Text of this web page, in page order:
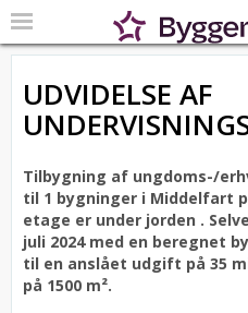
UDVIDELSE AF
Tilbygning af ungdoms-/
til 1 bygninger i Middelfart
etage er under jorden .
juli 2024 med en beregnet
til en anslået udgift på 35
på 1500 m².